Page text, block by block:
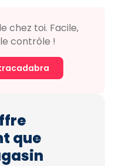
chez toi. Facile,
contrôle !
que